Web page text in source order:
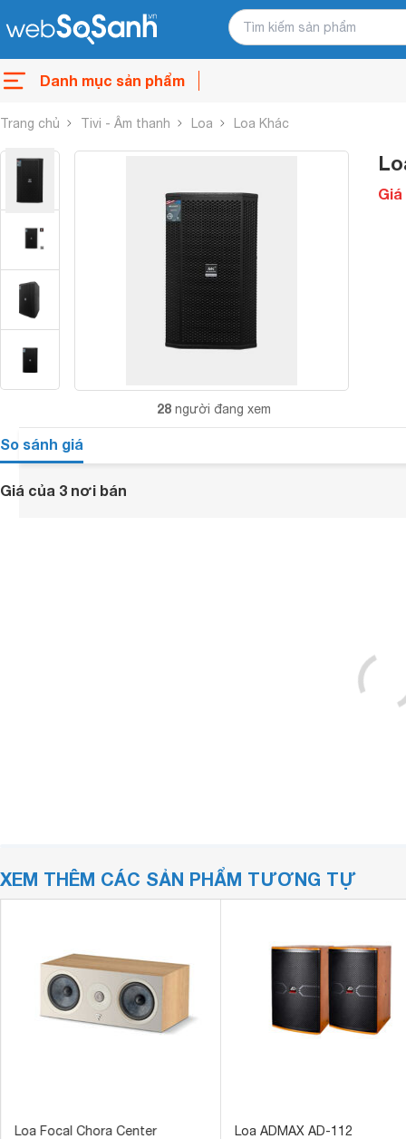
Danh mục sản phẩm
Trang chủ Tivi - Âm thanh Loa Loa Khác
28 người đang xem
Giá
So sánh giá
Giá của 3 nơi bán
XEM THÊM CÁC SẢN PHẨM TƯƠNG TỰ
Loa Focal Chora Center Loa ADMAX AD-112